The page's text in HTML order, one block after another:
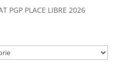
PGP PLACE LIBRE 2026